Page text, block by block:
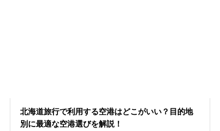
北海道旅行で利用する空港はどこがいい？目的地
別に最適な空港選びを解説！